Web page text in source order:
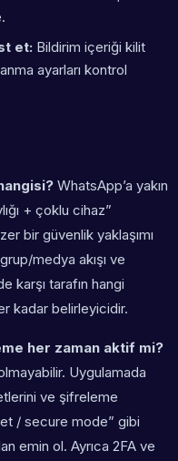
et: Bildirim içeriği kilit
ayarları kontrol
WhatsApp’a yakın
+ çoklu cihaz”
bir güvenlik yaklaşımı
medya akışı ve
karşı tarafın hangi
kadar belirleyicidir.
her zaman aktif mi?
Uygulamada
ve şifreleme
/ secure mode” gibi
emin ol. Ayrıca 2FA ve